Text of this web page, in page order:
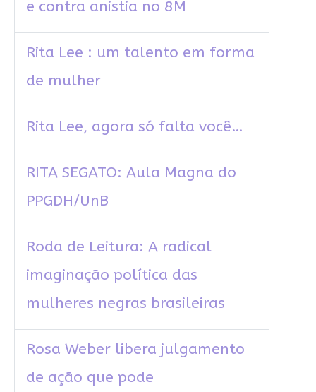
e contra anistia no 8M
Rita Lee : um talento em forma
de mulher
Rita Lee, agora só falta você…
RITA SEGATO: Aula Magna do
PPGDH/UnB
Roda de Leitura: A radical
imaginação política das
mulheres negras brasileiras
Rosa Weber libera julgamento
de ação que pode